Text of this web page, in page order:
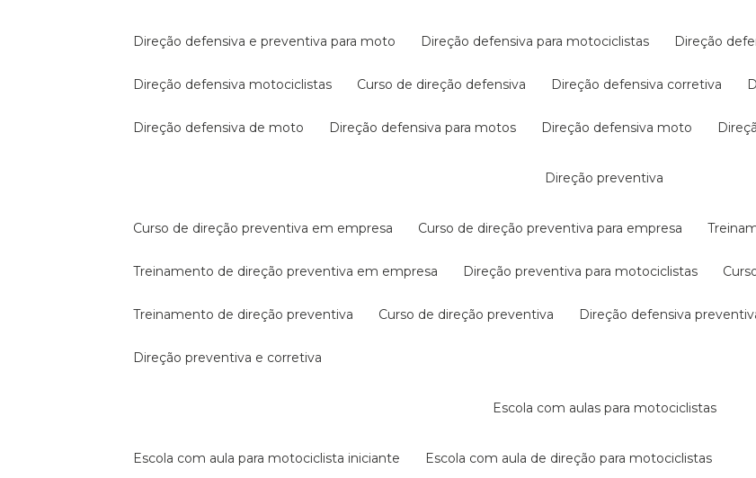
direção defensiva e preventiva para moto direção defensiva para motociclistas direção
direção defensiva motociclistas curso de direção defensiva direção defensiva corretiva
direção defensiva de moto direção defensiva para motos direção defensiva moto
direção preventiva
curso de direção preventiva em empresa curso de direção preventiva para empresa
treinamento de direção preventiva em empresa direção preventiva para motociclistas
treinamento de direção preventiva curso de direção preventiva direção defensiva
direção preventiva e corretiva
escola com aulas para motociclistas
escola com aula para motociclista iniciante escola com aula de direção para motociclistas